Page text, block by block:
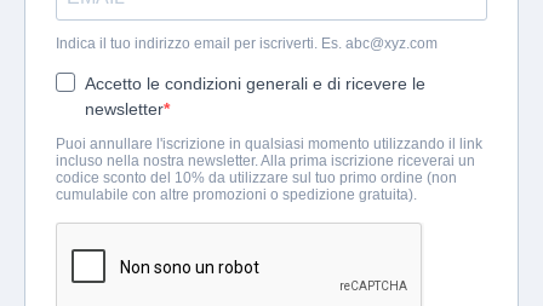
Indica il tuo indirizzo email per iscriverti. Es. abc@xyz.com
Accetto le condizioni generali e di ricevere le
newsletter
Puoi annullare l'iscrizione in qualsiasi momento utilizzando il link
incluso nella nostra newsletter. Alla prima iscrizione riceverai un
codice sconto del 10% da utilizzare sul tuo primo ordine (non
cumulabile con altre promozioni o spedizione gratuita).